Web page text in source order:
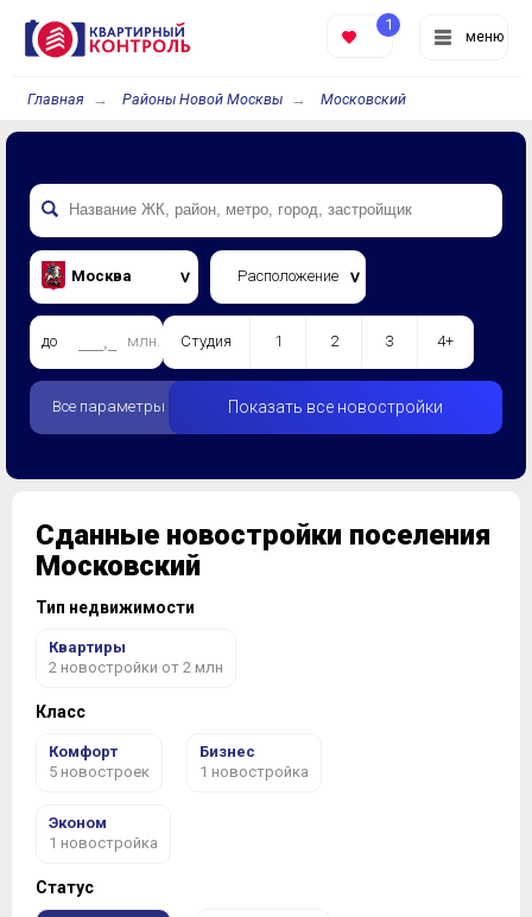
меню
1
Главная Районы Новой Москвы Московский
Москва Расположение
до млн. Студия 1 2 3 4+
Все параметры Показать все новостройки
Сданные новостройки поселения
Московский
Тип недвижимости
Квартиры
2 новостройки от 2 млн
Класс
Комфорт
5 новостроек
Бизнес
1 новостройка
Эконом
1 новостройка
Статус